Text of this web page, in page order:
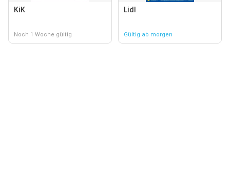
KiK
Noch 1 Woche gültig
Lidl
Gültig ab morgen